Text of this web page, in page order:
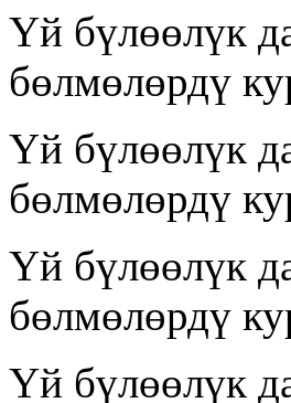
Үй бүлөөлүк
бөлмөлөрдү
Үй бүлөөлүк
бөлмөлөрдү
Үй бүлөөлүк
бөлмөлөрдү
Үй бүлөөлүк